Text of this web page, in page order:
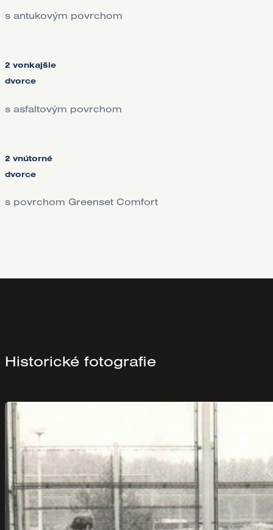
s antukovým povrchom
2 vonkajšie
dvorce
s asfaltovým povrchom
2 vnútorné
dvorce
s povrchom Greenset Comfort
Historické fotografie